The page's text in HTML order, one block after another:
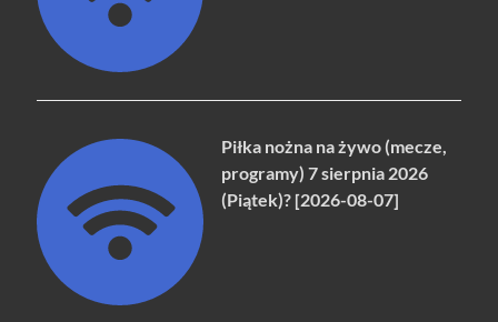
Piłka nożna na żywo (mecze,
programy) 7 sierpnia 2026
(Piątek)? [2026-08-07]